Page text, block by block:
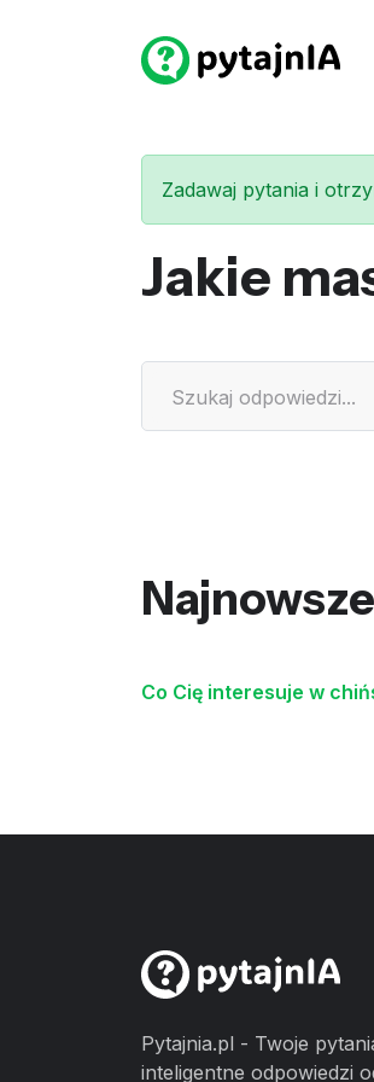
Zadawaj pytania i
Jakie
Najnowsze
Co Cię interesuje w
Pytajnia.pl - Twoje
inteligentne odpowiedzi